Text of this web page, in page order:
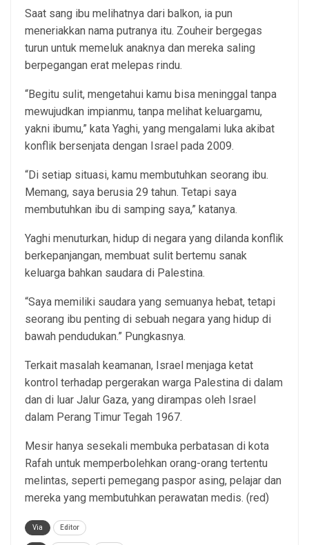
Saat sang ibu melihatnya dari balkon, ia pun
meneriakkan nama putranya itu. Zouheir bergegas
turun untuk memeluk anaknya dan mereka saling
berpegangan erat melepas rindu.
“Begitu sulit, mengetahui kamu bisa meninggal tanpa
mewujudkan impianmu, tanpa melihat keluargamu,
yakni ibumu,” kata Yaghi, yang mengalami luka akibat
konflik bersenjata dengan Israel pada 2009.
“Di setiap situasi, kamu membutuhkan seorang ibu.
Memang, saya berusia 29 tahun. Tetapi saya
membutuhkan ibu di samping saya,” katanya.
Yaghi menuturkan, hidup di negara yang dilanda konflik
berkepanjangan, membuat sulit bertemu sanak
keluarga bahkan saudara di Palestina.
“Saya memiliki saudara yang semuanya hebat, tetapi
seorang ibu penting di sebuah negara yang hidup di
bawah pendudukan.” Pungkasnya.
Terkait masalah keamanan, Israel menjaga ketat
kontrol terhadap pergerakan warga Palestina di dalam
dan di luar Jalur Gaza, yang dirampas oleh Israel
dalam Perang Timur Tegah 1967.
Mesir hanya sesekali membuka perbatasan di kota
Rafah untuk memperbolehkan orang-orang tertentu
melintas, seperti pemegang paspor asing, pelajar dan
mereka yang membutuhkan perawatan medis. (red)
Via Editor